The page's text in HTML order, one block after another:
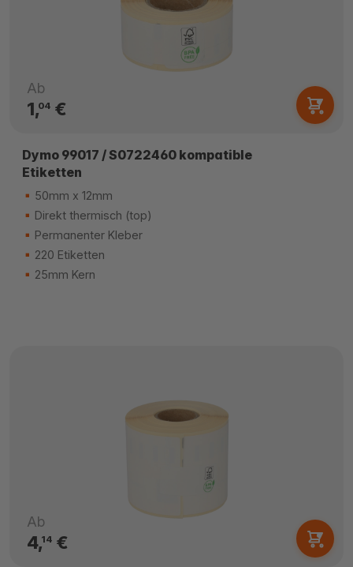
Ab
1,04€
Dymo 99017 / S0722460 kompatible
Etiketten
50mm x 12mm
Direkt thermisch (top)
Permanenter Kleber
220 Etiketten
25mm Kern
Ab
4,14€